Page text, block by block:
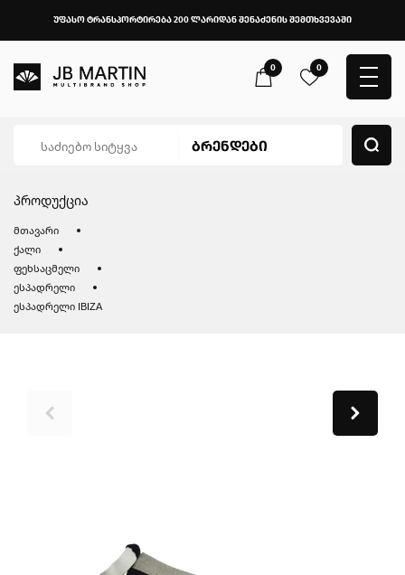
უფასო ტრანსპორტირება 200 ლარიდან შენაძენის შემთხვევაში
0 0
პროდუქცია
მთავარი
ქალი
ფეხსაცმელი
ესპადრელი
ესპადრელი IBIZA